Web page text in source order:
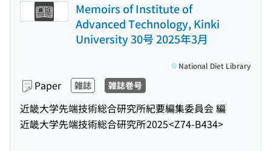
Memoirs of Institute of
Advanced Technology, Kinki
University 30号 2025年3月
Paper 雑誌 雑誌巻号
近畿大学先端技術総合研究所紀要編集委員会 編
近畿大学先端技術総合研究所2025<Z74-B434>
National Diet Library